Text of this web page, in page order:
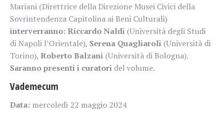
Mariani (Direttrice della Direzione Musei Civici della
Sovrintendenza Capitolina ai Beni Culturali)
interverranno: Riccardo Naldi (Università degli Studi
di Napoli l’Orientale), Serena Quagliaroli (Università di
Torino), Roberto Balzani (Università di Bologna).
Saranno presenti i curatori del volume.
Vademecum
Data: mercoledì 22 maggio 2024